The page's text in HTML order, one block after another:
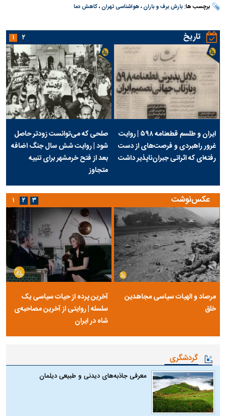
برچسب ها:بارش برف و باران،هواشناسی تهران،کاهش دما
تاریخ
ایران و طلسم قطعنامه ۵۹۸ | روایت
غرور راهبردی و فرصت‌های از دست
رفته‌ای که اثراتی جبران‌ناپذیر داشت
صلحی که می‌توانست زودتر حاصل
شود | روایت شش سال جنگ اضافه
بعد از فتح خرمشهر برای تنبیه
متجاوز
۱ ۲
عکس‌نوشت
مرصاد و الهیات سیاسی مجاهدین
خلق
آخرین پرده از حیات سیاسی یک
سلسله | روایتی از آخرین مصاحبه‌ی
شاه در ایران
۱ ۲ ۳
گردشگری
معرفی جاذبه‌های دیدنی و طبیعی دیلمان